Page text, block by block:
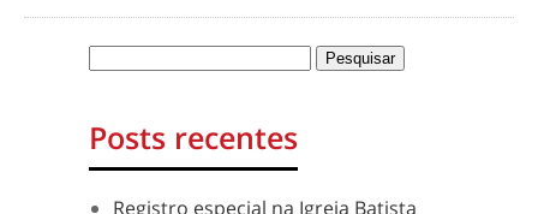
Posts recentes
Registro especial na Igreja Batista